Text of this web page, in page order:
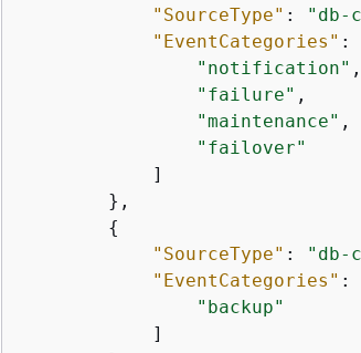
"SourceType" : "db-
"EventCategories" :
"notification" ,
"failure" ,
"maintenance" ,
"failover"
            ]
        },
{
"SourceType" : "db-
"EventCategories" :
"backup"
            ]